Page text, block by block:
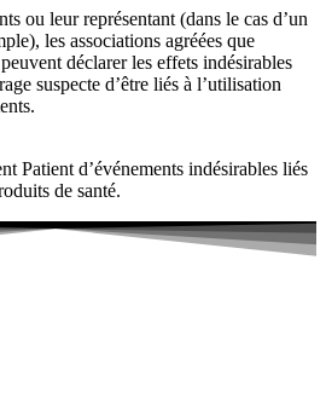
ou leur représentant (dans le cas d’un
les associations agréées que
déclarer les effets indésirables
suspecte d’être liés à l’utilisation
Patient d’événements indésirables liés
de santé.